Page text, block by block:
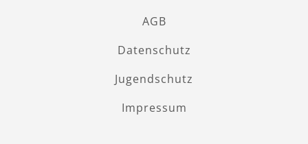
AGB
Datenschutz
Jugendschutz
Impressum